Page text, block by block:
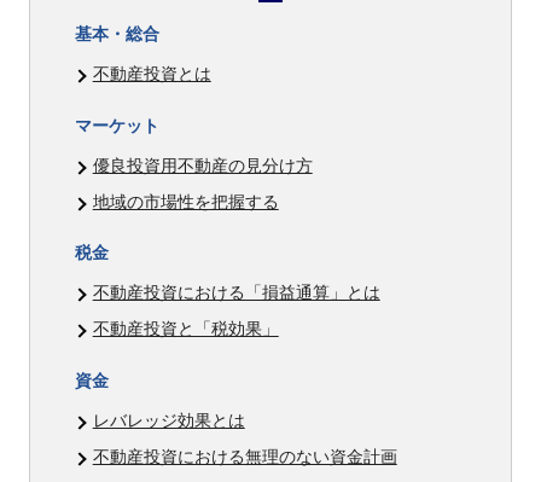
基本・総合
不動産投資とは
マーケット
優良投資用不動産の見分け方
地域の市場性を把握する
税金
不動産投資における「損益通算」とは
不動産投資と「税効果」
資金
レバレッジ効果とは
不動産投資における無理のない資金計画